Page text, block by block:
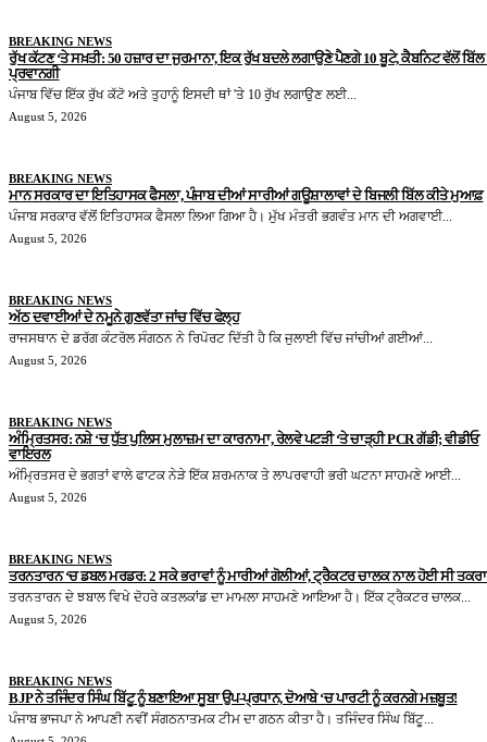
BREAKING NEWS
ਰੁੱਖ ਕੱਟਣ ‘ਤੇ ਸਖ਼ਤੀ: 50 ਹਜ਼ਾਰ ਦਾ ਜੁਰਮਾਨਾ, ਇਕ ਰੁੱਖ ਬਦਲੇ ਲਗਾਉਣੇ ਪੈਣਗੇ 10 ਬੂਟੇ, ਕੈਬਨਿਟ ਵੱਲੋਂ ਬਿੱਲ
ਪ੍ਰਵਾਨਗੀ
ਪੰਜਾਬ ਵਿੱਚ ਇੱਕ ਰੁੱਖ ਕੱਟੋ ਅਤੇ ਤੁਹਾਨੂੰ ਇਸਦੀ ਥਾਂ 'ਤੇ 10 ਰੁੱਖ ਲਗਾਉਣ ਲਈ...
August 5, 2026
BREAKING NEWS
ਮਾਨ ਸਰਕਾਰ ਦਾ ਇਤਿਹਾਸਕ ਫੈਸਲਾ, ਪੰਜਾਬ ਦੀਆਂ ਸਾਰੀਆਂ ਗਊਸ਼ਾਲਾਵਾਂ ਦੇ ਬਿਜਲੀ ਬਿੱਲ ਕੀਤੇ ਮੁਆਫ਼
ਪੰਜਾਬ ਸਰਕਾਰ ਵੱਲੋਂ ਇਤਿਹਾਸਕ ਫੈਸਲਾ ਲਿਆ ਗਿਆ ਹੈ। ਮੁੱਖ ਮੰਤਰੀ ਭਗਵੰਤ ਮਾਨ ਦੀ ਅਗਵਾਈ...
August 5, 2026
BREAKING NEWS
ਅੱਠ ਦਵਾਈਆਂ ਦੇ ਨਮੂਨੇ ਗੁਣਵੱਤਾ ਜਾਂਚ ਵਿੱਚ ਫੇਲ੍ਹ
ਰਾਜਸਥਾਨ ਦੇ ਡਰੱਗ ਕੰਟਰੋਲ ਸੰਗਠਨ ਨੇ ਰਿਪੋਰਟ ਦਿੱਤੀ ਹੈ ਕਿ ਜੁਲਾਈ ਵਿੱਚ ਜਾਂਚੀਆਂ ਗਈਆਂ...
August 5, 2026
BREAKING NEWS
ਅੰਮ੍ਰਿਤਸਰ: ਨਸ਼ੇ ‘ਚ ਧੁੱਤ ਪੁਲਿਸ ਮੁਲਾਜ਼ਮ ਦਾ ਕਾਰਨਾਮਾ, ਰੇਲਵੇ ਪਟੜੀ ‘ਤੇ ਚਾੜ੍ਹੀ PCR ਗੱਡੀ; ਵੀਡੀਓ
ਵਾਇਰਲ
ਅੰਮ੍ਰਿਤਸਰ ਦੇ ਭਗਤਾਂ ਵਾਲੇ ਫਾਟਕ ਨੇੜੇ ਇੱਕ ਸ਼ਰਮਨਾਕ ਤੇ ਲਾਪਰਵਾਹੀ ਭਰੀ ਘਟਨਾ ਸਾਹਮਣੇ ਆਈ...
August 5, 2026
BREAKING NEWS
ਤਰਨਤਾਰਨ ‘ਚ ਡਬਲ ਮਰਡਰ: 2 ਸਕੇ ਭਰਾਵਾਂ ਨੂੰ ਮਾਰੀਆਂ ਗੋਲੀਆਂ, ਟ੍ਰੈਕਟਰ ਚਾਲਕ ਨਾਲ ਹੋਈ ਸੀ
ਤਰਨਤਾਰਨ ਦੇ ਝਬਾਲ ਵਿਖੇ ਦੋਹਰੇ ਕਤਲਕਾਂਡ ਦਾ ਮਾਮਲਾ ਸਾਹਮਣੇ ਆਇਆ ਹੈ। ਇੱਕ ਟ੍ਰੈਕਟਰ ਚਾਲਕ...
August 5, 2026
BREAKING NEWS
BJP ਨੇ ਤਜਿੰਦਰ ਸਿੰਘ ਬਿੱਟੂ ਨੂੰ ਬਣਾਇਆ ਸੂਬਾ ਉਪ-ਪ੍ਰਧਾਨ, ਦੋਆਬੇ ‘ਚ ਪਾਰਟੀ ਨੂੰ ਕਰਨਗੇ ਮਜ਼ਬੂਤ!
ਪੰਜਾਬ ਭਾਜਪਾ ਨੇ ਆਪਣੀ ਨਵੀਂ ਸੰਗਠਨਾਤਮਕ ਟੀਮ ਦਾ ਗਠਨ ਕੀਤਾ ਹੈ। ਤਜਿੰਦਰ ਸਿੰਘ ਬਿੱਟੂ...